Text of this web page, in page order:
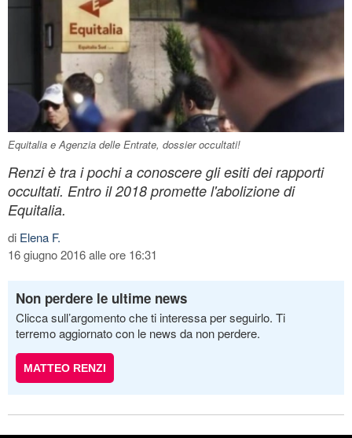
Equitalia e Agenzia delle Entrate, dossier occultati!
Renzi è tra i pochi a conoscere gli esiti dei rapporti
occultati. Entro il 2018 promette l'abolizione di
Equitalia.
di Elena F.
16 giugno 2016 alle ore 16:31
Non perdere le ultime news
Clicca sull’argomento che ti interessa per seguirlo. Ti
terremo aggiornato con le news da non perdere.
MATTEO RENZI